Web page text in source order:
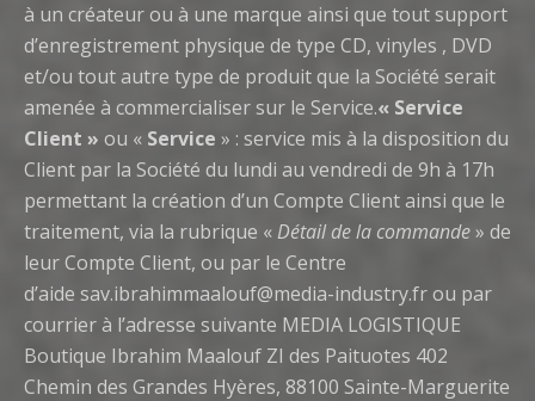
à un créateur ou à une marque ainsi que tout support
d’enregistrement physique de type CD, vinyles , DVD
et/ou tout autre type de produit que la Société serait
amenée à commercialiser sur le Service.« Service
Client » ou « Service » : service mis à la disposition du
Client par la Société du lundi au vendredi de 9h à 17h
permettant la création d’un Compte Client ainsi que le
traitement, via la rubrique «Détail de la commande» de
leur Compte Client, ou par le Centre
d’aide sav.ibrahimmaalouf@media-industry.fr ou par
courrier à l’adresse suivante MEDIA LOGISTIQUE
Boutique Ibrahim Maalouf ZI des Paituotes 402
Chemin des Grandes Hyères, 88100 Sainte-Marguerite